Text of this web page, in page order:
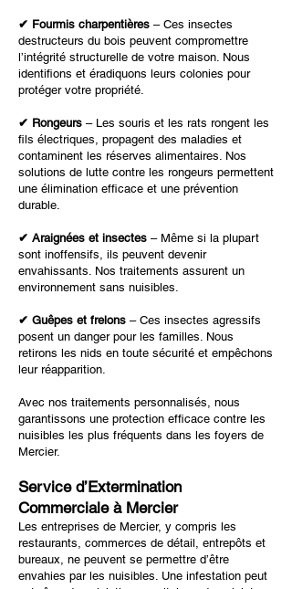
✔ Fourmis charpentières – Ces insectes
destructeurs du bois peuvent compromettre
l’intégrité structurelle de votre maison. Nous
identifions et éradiquons leurs colonies pour
protéger votre propriété.
✔ Rongeurs – Les souris et les rats rongent les
fils électriques, propagent des maladies et
contaminent les réserves alimentaires. Nos
solutions de lutte contre les rongeurs permettent
une élimination efficace et une prévention
durable.
✔ Araignées et insectes – Même si la plupart
sont inoffensifs, ils peuvent devenir
envahissants. Nos traitements assurent un
environnement sans nuisibles.
✔ Guêpes et frelons – Ces insectes agressifs
posent un danger pour les familles. Nous
retirons les nids en toute sécurité et empêchons
leur réapparition.
Avec nos traitements personnalisés, nous
garantissons une protection efficace contre les
nuisibles les plus fréquents dans les foyers de
Mercier.
Service d’Extermination
Commerciale à Mercier
Les entreprises de Mercier, y compris les
restaurants, commerces de détail, entrepôts et
bureaux, ne peuvent se permettre d’être
envahies par les nuisibles. Une infestation peut